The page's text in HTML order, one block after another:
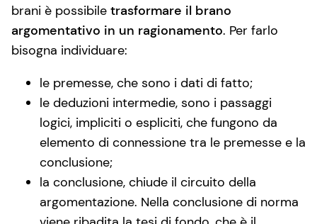
brani è possibile trasformare il brano
argomentativo in un ragionamento. Per farlo
bisogna individuare:
le premesse, che sono i dati di fatto;
le deduzioni intermedie, sono i passaggi
logici, impliciti o espliciti, che fungono da
elemento di connessione tra le premesse e la
conclusione;
la conclusione, chiude il circuito della
argomentazione. Nella conclusione di norma